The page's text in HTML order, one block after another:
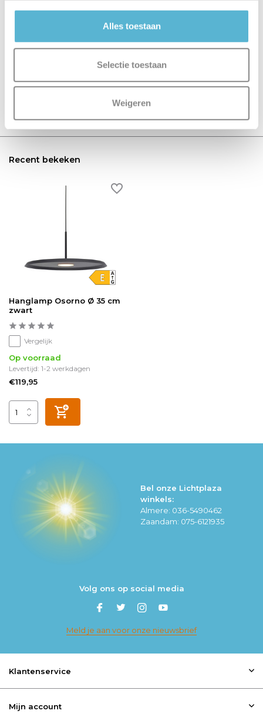
Alles toestaan
Selectie toestaan
Weigeren
0/ Based on 0 reviews
Er zijn nog geen reviews geschreven over dit product..
Recent bekeken
Hanglamp Osorno Ø 35 cm
zwart
Vergelijk
Op voorraad
Levertijd: 1-2 werkdagen
€119,95
Bel onze Lichtplaza
winkels:
Almere: 036-5490462
Zaandam: 075-6121935
Volg ons op social media
Meld je aan voor onze nieuwsbrief
Klantenservice
Mijn account